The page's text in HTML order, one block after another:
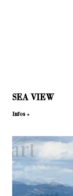
SEA VIEW
Infos »